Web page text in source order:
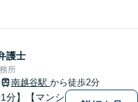
護士
所
南越谷駅 から徒歩2分
1分】【マンシ